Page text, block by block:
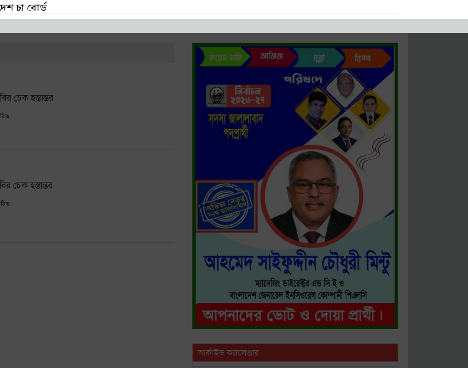
চা বোর্ড
১০ বছরের কারাদণ্ড
শিগগিরই চার্জশিট
সভা অনুষ্ঠিত
কর্ণফুলী ইন্স্যুরেন্সের অর্ধ-বার্ষিক সম্মেলন অনুষ্ঠিত
বীমা আইন লঙ্ঘনের ব্যাখ্যা চেয়ে স্বদেশ লাইফকে কারণ দর্শানোর নোটিশ
চেক হস্তান্তর
চেক হস্তান্তর
আর্কাইভ ক্যালেণ্ডার